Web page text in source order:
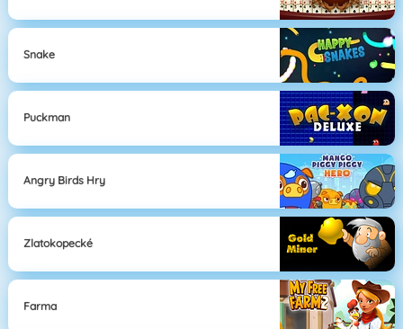
Snake
Puckman
Angry Birds Hry
Zlatokopecké
Farma